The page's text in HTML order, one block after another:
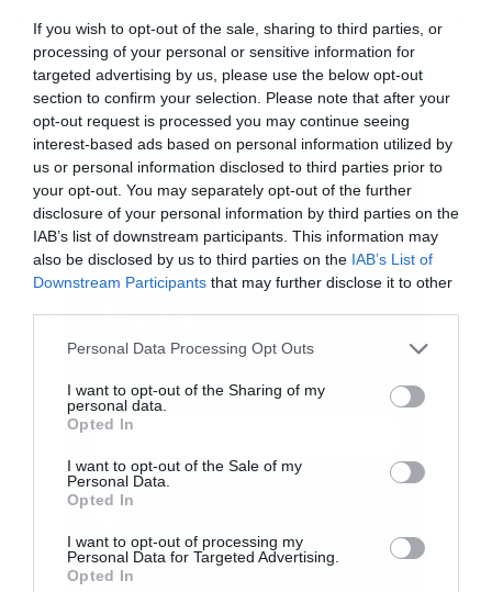
If you wish to opt-out of the sale, sharing to third parties, or
processing of your personal or sensitive information for
targeted advertising by us, please use the below opt-out
section to confirm your selection. Please note that after your
opt-out request is processed you may continue seeing
interest-based ads based on personal information utilized by
us or personal information disclosed to third parties prior to
your opt-out. You may separately opt-out of the further
disclosure of your personal information by third parties on the
IAB’s list of downstream participants. This information may
also be disclosed by us to third parties on the IAB’s List of
Downstream Participants that may further disclose it to other
Personal Data Processing Opt Outs
I want to opt-out of the Sharing of my
personal data.
Opted In
I want to opt-out of the Sale of my
Personal Data.
Opted In
I want to opt-out of processing my
Personal Data for Targeted Advertising.
Opted In
άμεσα τη βιωσιμότητα των δρομολογίων, ειδικά
σε γραμμές με εποχική ζήτηση.
Σε αυτό προστίθενται τα κόστη πληρωμάτων,
συντήρησης και ασφάλισης, τα οποία έχουν
αυξηθεί σημαντικά τα τελευταία χρόνια.
Παράλληλα, η ευρωπαϊκή πολιτική για την
πράσινη μετάβαση στη ναυτιλία δημιουργεί νέες
υποχρεώσεις για επενδύσεις σε τεχνολογίες
χαμηλότερων εκπομπών.
Εγγραφή στο
newsletter
Αποδέχομαι τους